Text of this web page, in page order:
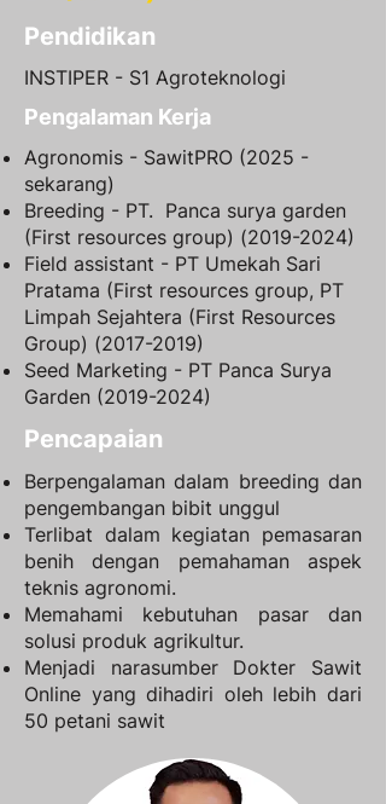
Pendidikan
INSTIPER - S1 Agroteknologi
Pengalaman Kerja
Agronomis - SawitPRO (2025 -
sekarang)
Breeding - PT. Panca surya garden
(First resources group) (2019-2024)
Field assistant - PT Umekah Sari
Pratama (First resources group, PT
Limpah Sejahtera (First Resources
Group) (2017-2019)
Seed Marketing - PT Panca Surya
Garden (2019-2024)
Pencapaian
​Berpengalaman dalam breeding dan
pengembangan bibit unggul
Terlibat dalam kegiatan pemasaran
benih dengan pemahaman aspek
teknis agronomi.
Memahami kebutuhan pasar dan
solusi produk agrikultur.
Menjadi narasumber Dokter Sawit
Online yang dihadiri oleh lebih dari
50 petani sawit